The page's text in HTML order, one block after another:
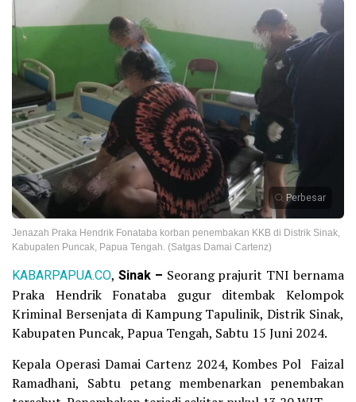
Perbesar
Jenazah Praka Hendrik Fonataba korban penembakan KKB di Distrik Sinak,
Kabupaten Puncak, Papua Tengah. (Satgas Damai Cartenz)
KABARPAPUA.CO, Sinak – Seorang prajurit TNI bernama
Praka Hendrik Fonataba gugur ditembak Kelompok
Kriminal Bersenjata di Kampung Tapulinik, Distrik Sinak,
Kabupaten Puncak, Papua Tengah, Sabtu 15 Juni 2024.
Kepala Operasi Damai Cartenz 2024, Kombes Pol Faizal
Ramadhani, Sabtu petang membenarkan penembakan